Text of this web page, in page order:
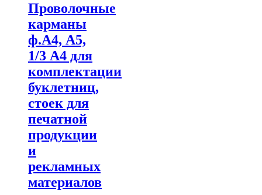
Проволочные
карманы
ф.А4, А5,
1/3 А4 для
комплектации
буклетниц,
стоек для
печатной
продукции
и
рекламных
материалов